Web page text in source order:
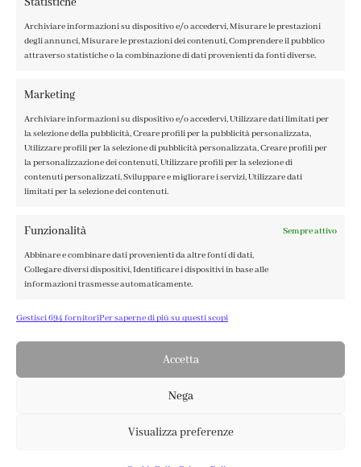
Archiviare informazioni su dispositivo e/o accedervi, Misurare le prestazioni
degli annunci, Misurare le prestazioni dei contenuti, Comprendere il pubblico
attraverso statistiche o la combinazione di dati provenienti da fonti diverse.
Marketing
Archiviare informazioni su dispositivo e/o accedervi, Utilizzare dati limitati per
la selezione della pubblicità, Creare profili per la pubblicità personalizzata,
Utilizzare profili per la selezione di pubblicità personalizzata, Creare profili per
la personalizzazione dei contenuti, Utilizzare profili per la selezione di
contenuti personalizzati, Sviluppare e migliorare i servizi, Utilizzare dati
limitati per la selezione dei contenuti.
Funzionalità Sempre attivo
Abbinare e combinare dati provenienti da altre fonti di dati,
Collegare diversi dispositivi, Identificare i dispositivi in base alle
informazioni trasmesse automaticamente.
Garantire la sicurezza, prevenire e rilevare frodi,
correggere errori, Erogare e presentare pubblicità
e contenuto, Salvare e comunicare le scelte sulla
privacy.
Gestisci 694 fornitoriPer saperne di più su questi scopi
Accetta
Nega
Visualizza preferenze
COOKIE POLICY
PRIVACY POLICY
FABBRICA DEL COLORE, VIA TAGLIAMENTO 13, 23900 LECCO
– ©ABRALUX SRL P.IVA 01504540137 | DESIGN BY